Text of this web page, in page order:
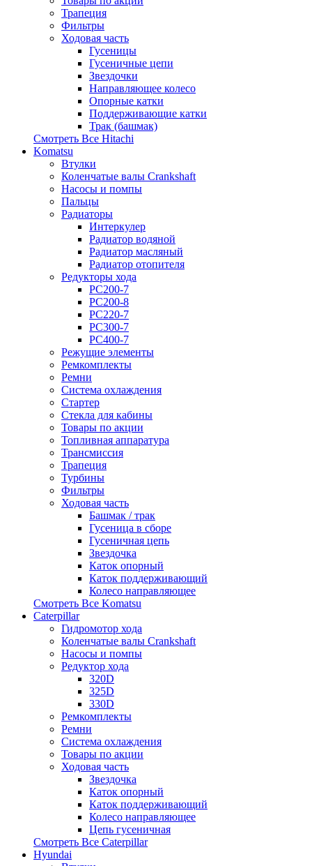
Трапеция
Фильтры
Ходовая часть
Гусеницы
Гусеничные цепи
Звездочки
Направляющее колесо
Опорные катки
Поддерживающие катки
Трак (башмак)
Смотреть Все Hitachi
Komatsu
Втулки
Коленчатые валы Crankshaft
Насосы и помпы
Пальцы
Радиаторы
Интеркулер
Радиатор водяной
Радиатор масляный
Радиатор отопителя
Редукторы хода
PC200-7
PC200-8
PC220-7
PC300-7
PC400-7
Режущие элементы
Ремкомплекты
Ремни
Система охлаждения
Стартер
Стекла для кабины
Товары по акции
Топливная аппаратура
Трансмиссия
Трапеция
Турбины
Фильтры
Ходовая часть
Башмак / трак
Гусеница в сборе
Гусеничная цепь
Звездочка
Каток опорный
Каток поддерживающий
Колесо направляющее
Смотреть Все Komatsu
Caterpillar
Гидромотор хода
Коленчатые валы Crankshaft
Насосы и помпы
Редуктор хода
320D
325D
330D
Ремкомплекты
Ремни
Система охлаждения
Товары по акции
Ходовая часть
Звездочка
Каток опорный
Каток поддерживающий
Колесо направляющее
Цепь гусеничная
Смотреть Все Caterpillar
Hyundai